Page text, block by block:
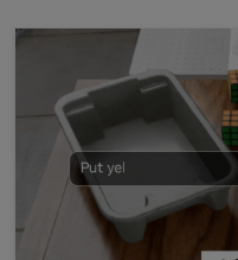
超越 VLA：世界动作模型如